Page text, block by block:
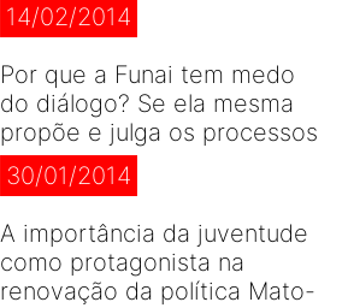
14/02/2014
Por que a Funai tem medo
do diálogo? Se ela mesma
propõe e julga os processos
30/01/2014
A importância da juventude
como protagonista na
renovação da política Mato-